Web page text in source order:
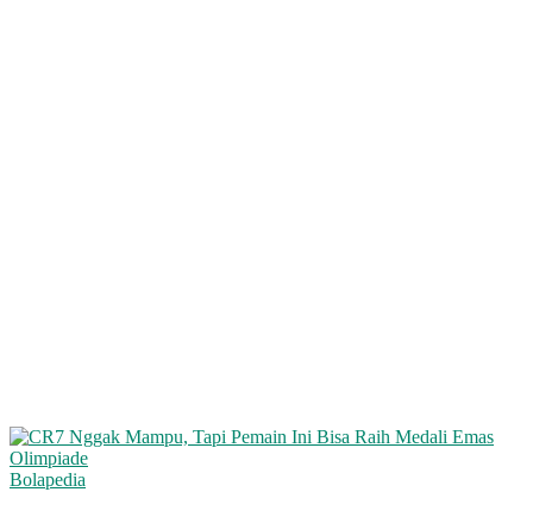
Bolapedia